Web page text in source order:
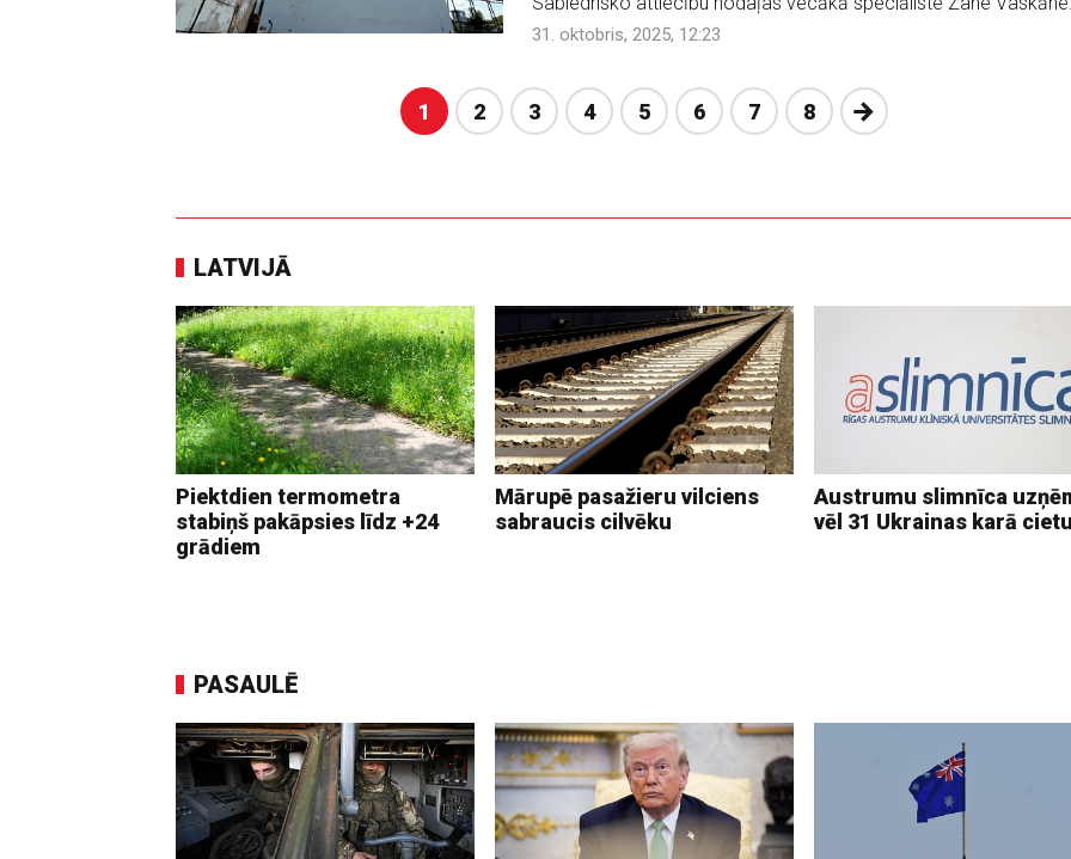
31. oktobris, 2025, 12:23
1 2 3 4 5 6 7 8 Nākošā
LATVIJĀ
Piektdien termometra
stabiņš pakāpsies līdz +24
grādiem
Mārupē pasažieru vilciens
sabraucis cilvēku
Austrumu slimnīca
vēl 31 Ukrainas karā
PASAULĒ